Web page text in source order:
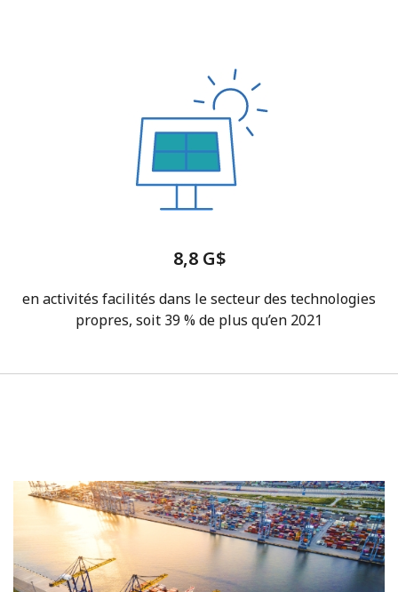
8,8 G$
en activités facilités dans le secteur des technologies
propres, soit 39 % de plus qu’en 2021